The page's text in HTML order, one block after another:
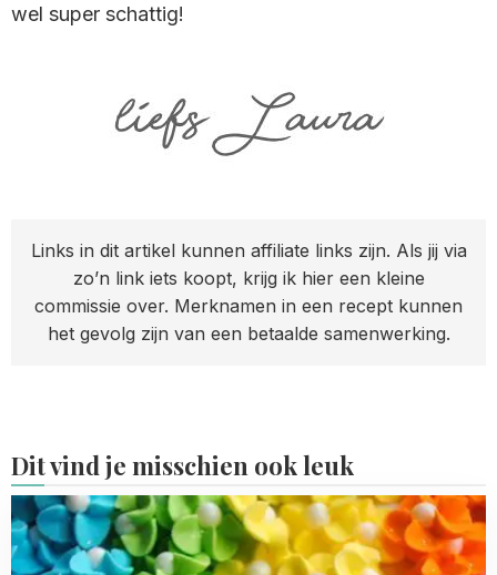
wel super schattig!
Links in dit artikel kunnen affiliate links zijn. Als jij via
zo’n link iets koopt, krijg ik hier een kleine
commissie over. Merknamen in een recept kunnen
het gevolg zijn van een betaalde samenwerking.
Dit vind je misschien ook leuk
Read
more
about